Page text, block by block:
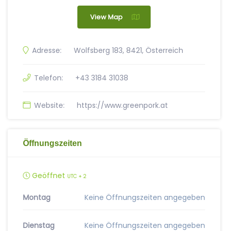
View Map
Adresse: Wolfsberg 183, 8421, Österreich
Telefon: +43 3184 31038
Website: https://www.greenpork.at
Öffnungszeiten
Geöffnet UTC + 2
Montag Keine Öffnungszeiten angegeben
Dienstag Keine Öffnungszeiten angegeben